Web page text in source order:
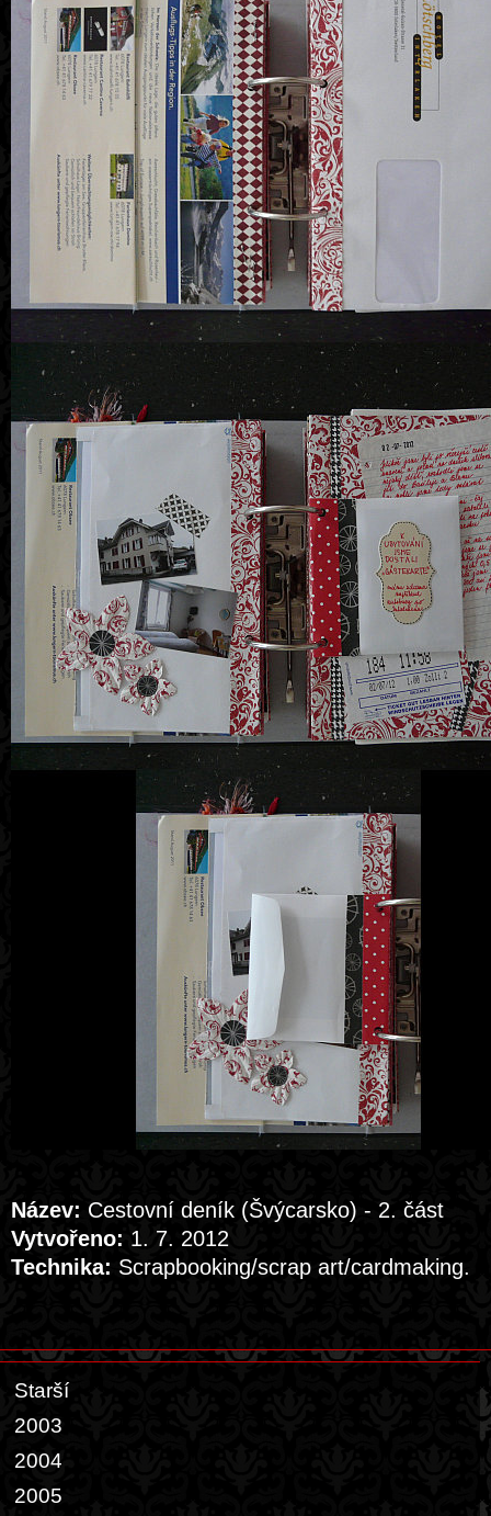
Název: Cestovní deník (Švýcarsko) - 2. část
Vytvořeno: 1. 7. 2012
Technika: Scrapbooking/scrap art/cardmaking.
Starší
2003
2004
2005